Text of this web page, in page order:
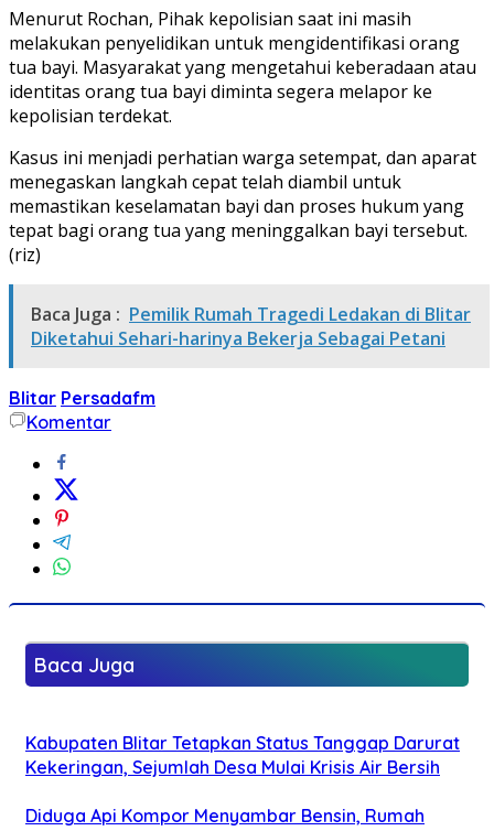
Menurut Rochan, Pihak kepolisian saat ini masih
melakukan penyelidikan untuk mengidentifikasi orang
tua bayi. Masyarakat yang mengetahui keberadaan atau
identitas orang tua bayi diminta segera melapor ke
kepolisian terdekat.
Kasus ini menjadi perhatian warga setempat, dan aparat
menegaskan langkah cepat telah diambil untuk
memastikan keselamatan bayi dan proses hukum yang
tepat bagi orang tua yang meninggalkan bayi tersebut.
(riz)
Baca Juga : Pemilik Rumah Tragedi Ledakan di Blitar
Diketahui Sehari-harinya Bekerja Sebagai Petani
Blitar Persadafm
Komentar
Baca Juga
Kabupaten Blitar Tetapkan Status Tanggap Darurat
Kekeringan, Sejumlah Desa Mulai Krisis Air Bersih
Diduga Api Kompor Menyambar Bensin, Rumah